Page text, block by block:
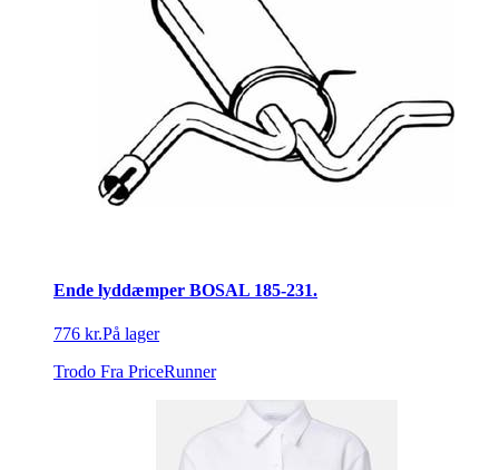
Ende lyddæmper BOSAL 185-231.
776 kr.På lager
Trodo Fra PriceRunner